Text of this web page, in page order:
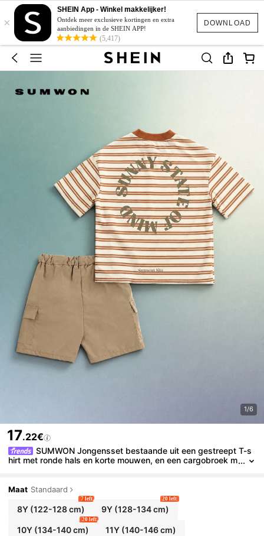
DOWNLOAD
×
SHEIN App - Winkel makkelijker!
Ontdek meer exclusieve kortingen en extra
aanbiedingen in de SHEIN APP!
(5,417)
1/6
17.22€
SUMWON Jongensset bestaande uit een gestreept T-s
hirt met ronde hals en korte mouwen, en een cargobroek m
Maat Standaard
8Y(122-128 cm)
7 left
9Y (128-134 cm)
20 left
10Y(134-140 cm)
20 left
11Y (140-146 cm)